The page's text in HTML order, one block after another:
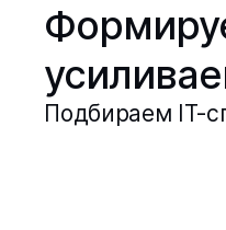
Подбираем IT-